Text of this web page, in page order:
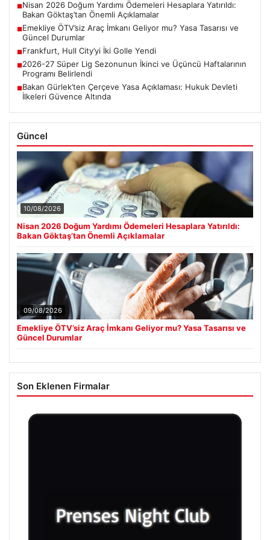
■Nisan 2026 Doğum Yardımı Ödemeleri Hesaplara Yatırıldı:
Bakan Göktaş’tan Önemli Açıklamalar
■Emekliye ÖTV’siz Araç İmkanı Geliyor mu? Yasa Tasarısı ve
Güncel Durumlar
■Frankfurt, Hull City’yi İki Golle Yendi
■2026-27 Süper Lig Sezonunun İkinci ve Üçüncü Haftalarının
Programı Belirlendi
■Bakan Gürlek’ten Çerçeve Yasa Açıklaması: Hukuk Devleti
İlkeleri Güvence Altında
Güncel
10/08/2026
Nisan 2026 Doğum Yardımı Ödemeleri Hesaplara Yatırıldı:
Bakan Göktaş’tan Önemli Açıklamalar
09/08/2026
Emekliye ÖTV’siz Araç İmkanı Geliyor mu? Yasa Tasarısı ve
Güncel Durumlar
Son Eklenen Firmalar